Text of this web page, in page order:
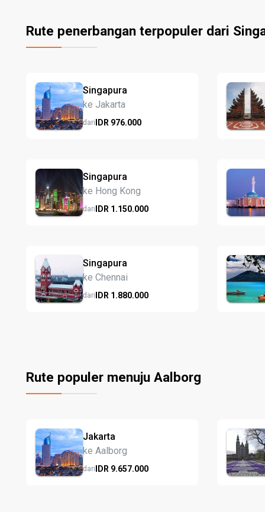
Rute penerbangan terpopuler dari
Singapura
ke Jakarta
dariIDR 976.000
Singapura
ke Hong Kong
dariIDR 1.150.000
Singapura
ke Chennai
dariIDR 1.880.000
Rute populer menuju Aalborg
Jakarta
ke Aalborg
dariIDR 9.657.000